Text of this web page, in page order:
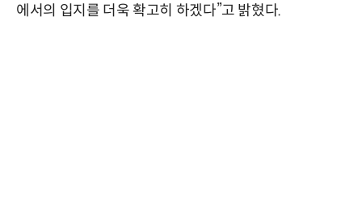
에서의 입지를 더욱 확고히 하겠다”고 밝혔다.